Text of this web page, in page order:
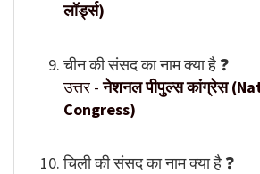
लॉर्ड्स)
चीन की संसद का नाम क्या है ❓
उत्तर -नेशनल पीपुल्स कांग्रेस
Congress)
चिली की संसद का नाम क्या है ❓